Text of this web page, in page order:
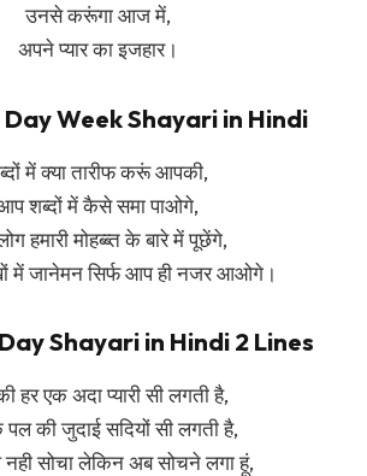
उनसे करूंगा आज में,
अपने प्यार का इजहार।
Week Shayari in Hindi
में क्या तारीफ करूं आपकी,
शब्दों में कैसे समा पाओगे,
हमारी मोहब्ब्त के बारे में पूछेंगे,
में जानेमन सिर्फ आप ही नजर आओगे।
Shayari in Hindi 2 Lines
हर एक अदा प्यारी सी लगती है,
पल की जुदाई सदियों सी लगती है,
सोचा लेकिन अब सोचने लगा हूं,